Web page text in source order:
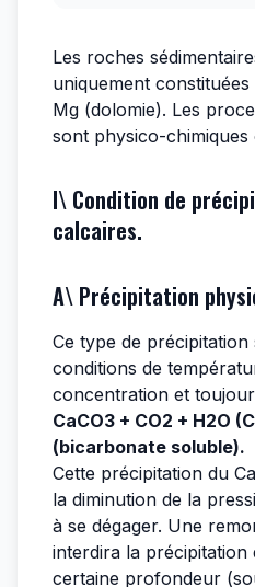
Les roches
uniquement constituées
Mg (dolomie). Les
sont physico-chimiques
I\ Condition de
calcaires.
A\ Précipitation
Ce type de
conditions de
concentration et
CaCO3 + CO2 + H2O
(bicarbonate soluble).
Cette précipitation du
la diminution de la
à se dégager. Une
interdira la précipitation
certaine profondeur